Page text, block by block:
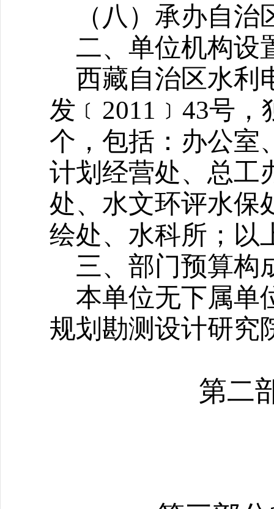
（八）承办自
二、单位机构设
西藏自治区水利
发 ﹝ 2011 ﹞ 43号，
个，包括：办公室
计划经营处、总工
处、水文环评水保
绘处、水科所； 以
三、部门预算构
本单位无下属单
规划勘测设计研究
第二